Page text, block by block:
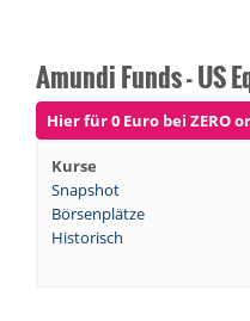
Amundi Funds - US
Hier für 0 Euro bei ZERO
Kurse
Snapshot
Börsenplätze
Historisch